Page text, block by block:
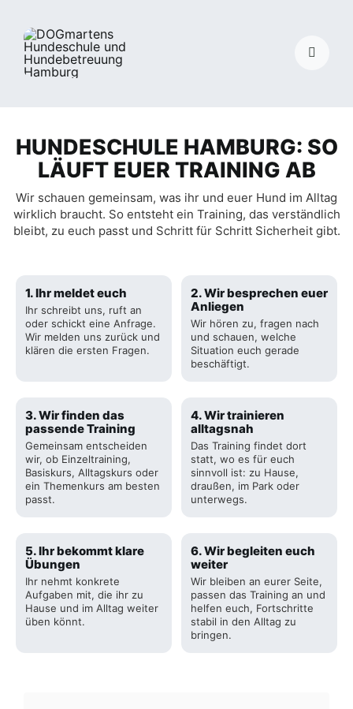
content
Toggle
HUNDESCHULE HAMBURG: SO
LÄUFT EUER TRAINING AB
Wir schauen gemeinsam, was ihr und euer Hund im Alltag
wirklich braucht. So entsteht ein Training, das verständlich
bleibt, zu euch passt und Schritt für Schritt Sicherheit gibt.
1. Ihr meldet euch
Ihr schreibt uns, ruft an
oder schickt eine Anfrage.
Wir melden uns zurück und
klären die ersten Fragen.
2. Wir besprechen euer
Anliegen
Wir hören zu, fragen nach
und schauen, welche
Situation euch gerade
beschäftigt.
3. Wir finden das
passende Training
Gemeinsam entscheiden
wir, ob Einzeltraining,
Basiskurs, Alltagskurs oder
ein Themenkurs am besten
passt.
4. Wir trainieren
alltagsnah
Das Training findet dort
statt, wo es für euch
sinnvoll ist: zu Hause,
draußen, im Park oder
unterwegs.
5. Ihr bekommt klare
Übungen
Ihr nehmt konkrete
Aufgaben mit, die ihr zu
Hause und im Alltag weiter
üben könnt.
6. Wir begleiten euch
weiter
Wir bleiben an eurer Seite,
passen das Training an und
helfen euch, Fortschritte
stabil in den Alltag zu
bringen.